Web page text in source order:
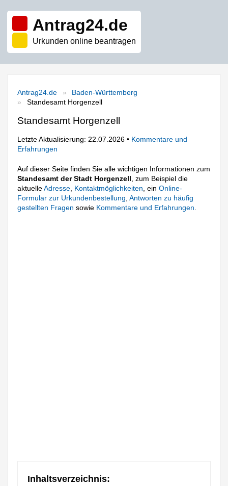
Antrag24.de
Urkunden online beantragen
Antrag24.de
Baden-Württemberg
Standesamt Horgenzell
Standesamt Horgenzell
Letzte Aktualisierung: 22.07.2026 • Kommentare und
Erfahrungen
Auf dieser Seite finden Sie alle wichtigen Informationen zum
Standesamt der Stadt Horgenzell , zum Beispiel die
aktuelleAdresse Kontaktmöglichkeiten , einOnline-
Formular zur Urkundenbestellung ,Antworten zu häufig
gestellten Fragen sowie Kommentare und Erfahrungen
Inhaltsverzeichnis: